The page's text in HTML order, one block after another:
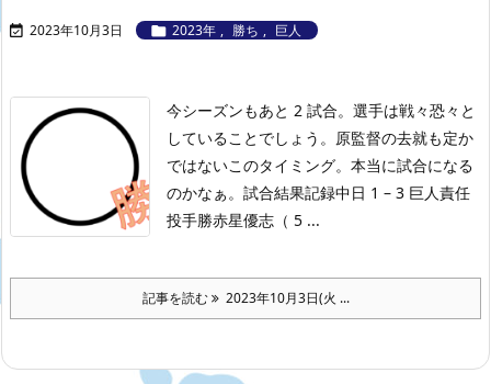
 2023年10月3日  2023年 , 勝ち , 巨人
今シーズンもあと 2 試合。選手は戦々恐々と
していることでしょう。原監督の去就も定か
ではないこのタイミング。本当に試合になる
のかなぁ。 試合結果記録中日 1 – 3 巨人責任
投手勝赤星優志（ 5 ...
記事を読む 2023年10月3日(火 ...